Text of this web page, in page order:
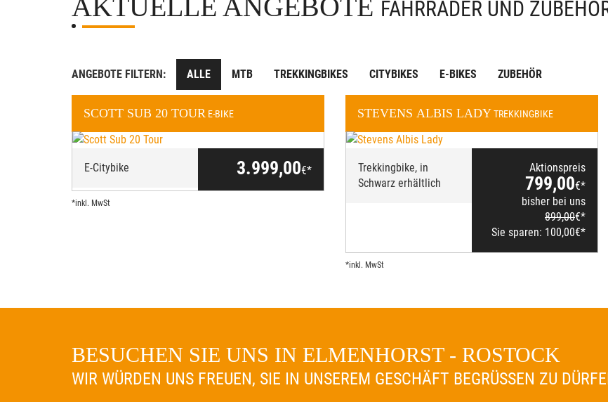
AKTUELLE ANGEBOTE FAHRRÄDER UND
ANGEBOTE FILTERN: ALLE MTB TREKKINGBIKES CITYBIKES E-BIKES ZUBEHÖR
SCOTT SUB 20 TOUR E-BIKE
E-Citybike 3.999,00€*
*inkl. MwSt
STEVENS ALBIS LADYTREKKINGBIKE
Trekkingbike, in
Schwarz erhältlich
Aktionspreis
799,00€*
bisher bei uns
899,00€*
Sie sparen: 100,00€*
*inkl. MwSt
BESUCHEN SIE UNS IN ELMENHORST - ROSTOCK
WIR WÜRDEN UNS FREUEN, SIE IN UNSEREM GESCHÄFT BEGRÜSSEN ZU